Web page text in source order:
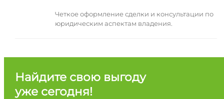
Четкое оформление сделки и консультации по
юридическим аспектам владения.
Найдите свою выгоду
уже сегодня!